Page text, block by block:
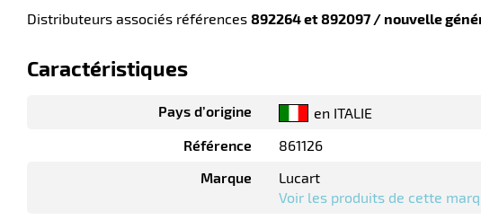
Distributeurs associés références 892264 et 892097 / nouvelle
Caractéristiques
Pays d’origine
en ITALIE
Référence
861126
Marque
Lucart
Voir les produits de cette